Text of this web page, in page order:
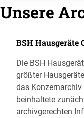
Unsere
BSH Hausgeräte
Die BSH
größter
das Konzernarchiv
beinhaltete
archivgerechten